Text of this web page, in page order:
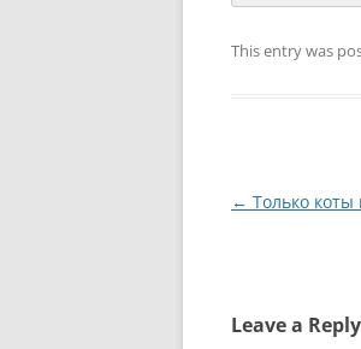
This entry was
Post
← Только
Leave a Reply